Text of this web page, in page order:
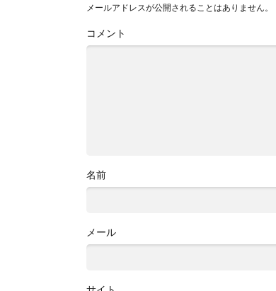
メールアドレスが公開されることはありません。
コメント
名前
メール